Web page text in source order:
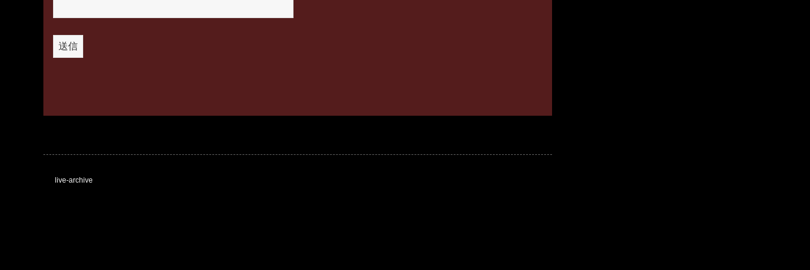
live-archive